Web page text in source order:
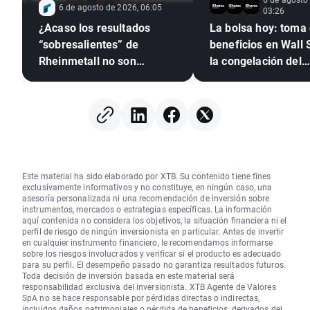
6 de agosto de 2026, 06:05
¿Acaso los resultados
“sobresalientes” de
Rheinmetall no son
03:26
La bolsa hoy: toma de
beneficios en Wall
la congelación del
Este material ha sido elaborado por XTB. Su contenido tiene fines
exclusivamente informativos y no constituye, en ningún caso, una
asesoría personalizada ni una recomendación de inversión sobre
instrumentos, mercados o estrategias específicas. La información
aquí contenida no considera los objetivos, la situación financiera ni el
perfil de riesgo de ningún inversionista en particular. Antes de invertir
en cualquier instrumento financiero, le recomendamos informarse
sobre los riesgos involucrados y verificar si el producto es adecuado
para su perfil. El desempeño pasado no garantiza resultados futuros.
Toda decisión de inversión basada en este material será
responsabilidad exclusiva del inversionista. XTB Agente de Valores
SpA no se hace responsable por pérdidas directas o indirectas,